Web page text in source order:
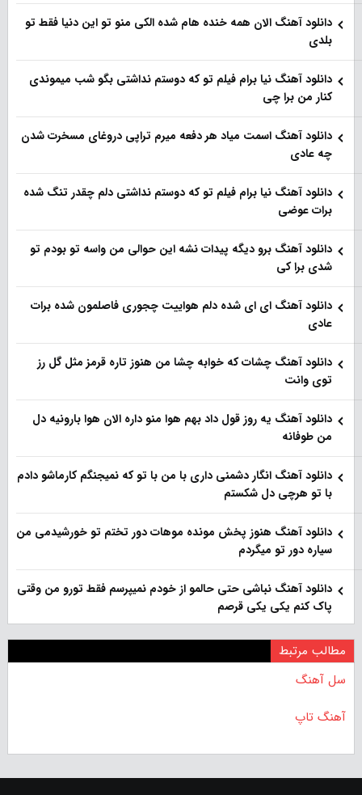
دانلود آهنگ الان همه خنده هام شده الکی منو تو این دنیا فقط تو
بلدی
دانلود آهنگ نیا برام فیلم تو‌ که دوستم نداشتی بگو شب میموندی
کنار من برا چی
دانلود آهنگ اسمت میاد هر دفعه میرم تراپی دروغای مسخرت شدن
چه عادی
دانلود آهنگ نیا برام فیلم تو‌ که دوستم نداشتی دلم چقدر تنگ شده
برات عوضی
دانلود آهنگ برو دیگه پیدات نشه این حوالی من واسه تو‌ بودم تو
شدی برا کی
دانلود آهنگ ای ای شده دلم هواییت چجوری فاصلمون شده برات
عادی
دانلود آهنگ چشات که خوابه چشا من هنوز تاره قرمز مثل گل رز
توی وانت
دانلود آهنگ یه روز قول داد بهم هوا منو داره الان هوا بارونیه دل
من طوفانه
دانلود آهنگ انگار دشمنی داری با من با تو که نمیجنگم کارماشو دادم
با تو هرچی دل شکستم
دانلود آهنگ هنوز پخش مونده موهات دور تختم تو خورشیدمی من
سیاره دور تو میگردم
دانلود آهنگ نباشی حتی حالمو از خودم نمیپرسم فقط تورو من وقتی
پاک کنم یکی یکی قرصم
مطالب مرتبط
سل آهنگ
آهنگ تاپ